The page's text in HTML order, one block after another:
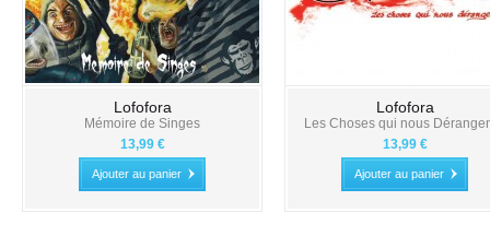
Lofofora
Mémoire de Singes
13,99 €
Ajouter au panier
Lofofora
Les Choses qui nous
13,99 €
Ajouter au panier